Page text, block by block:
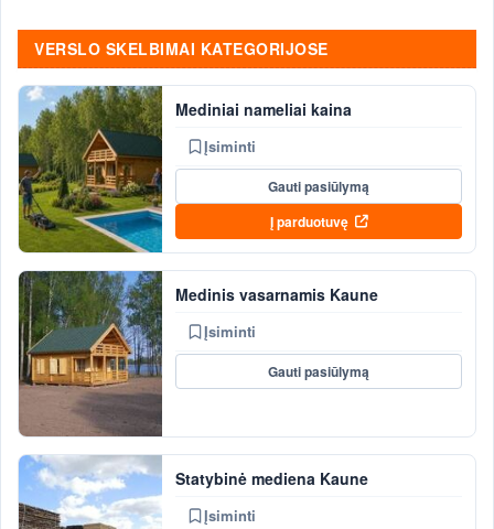
VERSLO SKELBIMAI KATEGORIJOSE
Mediniai nameliai kaina
Įsiminti
Gauti pasiūlymą
Į parduotuvę
Medinis vasarnamis Kaune
Įsiminti
Gauti pasiūlymą
Statybinė mediena Kaune
Įsiminti